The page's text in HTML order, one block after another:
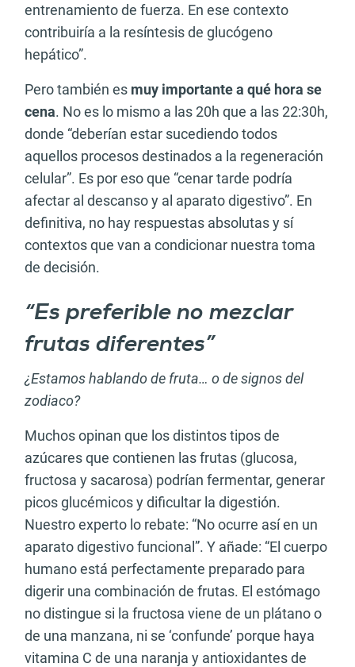
entrenamiento de fuerza. En ese contexto
contribuiría a la resíntesis de glucógeno
hepático”.
Pero también es muy importante a qué hora se
cena. No es lo mismo a las 20h que a las 22:30h,
donde “deberían estar sucediendo todos
aquellos procesos destinados a la regeneración
celular”. Es por eso que “cenar tarde podría
afectar al descanso y al aparato digestivo”. En
definitiva, no hay respuestas absolutas y sí
contextos que van a condicionar nuestra toma
de decisión.
“Es preferible no mezclar
frutas diferentes”
¿Estamos hablando de fruta… o de signos del
zodiaco?
Muchos opinan que los distintos tipos de
azúcares que contienen las frutas (glucosa,
fructosa y sacarosa) podrían fermentar, generar
picos glucémicos y dificultar la digestión.
Nuestro experto lo rebate: “No ocurre así en un
aparato digestivo funcional”. Y añade: “El cuerpo
humano está perfectamente preparado para
digerir una combinación de frutas. El estómago
no distingue si la fructosa viene de un plátano o
de una manzana, ni se ‘confunde’ porque haya
vitamina C de una naranja y antioxidantes de